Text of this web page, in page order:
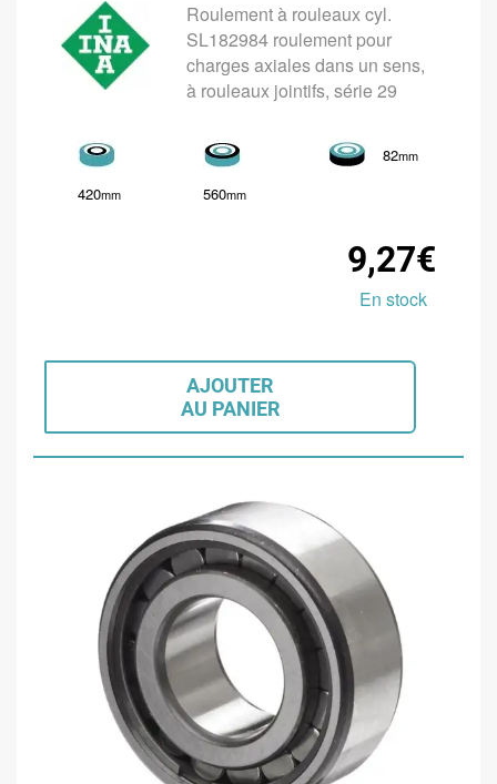
Roulement à rouleaux cyl.
SL182984 roulement pour
charges axiales dans un sens,
à rouleaux jointifs, série 29
420mm 560mm
82mm
9,27€
En stock
AJOUTER
AU PANIER